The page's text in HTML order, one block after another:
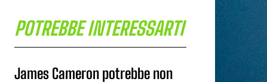
POTREBBE INTERESSARTI
James Cameron potrebbe non